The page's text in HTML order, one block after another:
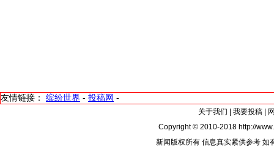
友情链接： 缤纷世界 - 投稿网 -
关于我们 我要投稿|
Copyright © 2010-2018 http://
新闻版权所有 信息真实紧供参考